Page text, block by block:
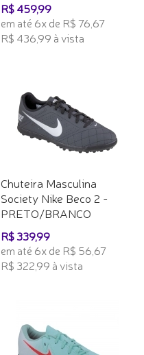
R$ 459,99
em até 6x de R$ 76,67
R$ 436,99 à vista
Chuteira Masculina
Society Nike Beco 2 -
PRETO/BRANCO
R$ 339,99
em até 6x de R$ 56,67
R$ 322,99 à vista